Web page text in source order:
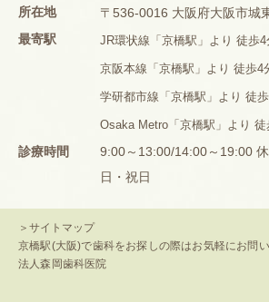
所在地
〒536-0016 大阪府大阪市城
最寄駅
JR環状線「京橋駅」より 徒歩4
京阪本線「京橋駅」より 徒歩4
学研都市線「京橋駅」より 徒
Osaka Metro「京橋駅」より 徒
診療時間
9:00～13:00/14:00～19:00
日・祝日
＞サイトマップ
京橋駅(大阪)で歯科をお探しの際はお気軽にお問
法人森岡歯科医院